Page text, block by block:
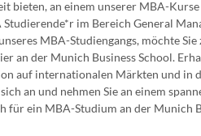
bieten, an einem unserer MBA-
Studierende*r im Bereich General
MBA-Studiengangs, möchte
an der Munich Business School.
auf internationalen Märkten und in
an und nehmen Sie an einem
für ein MBA-Studium an der Munich